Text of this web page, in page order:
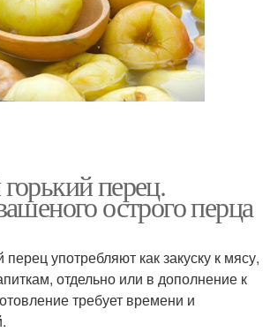
перец.
острого перца
употребляют как закуску к мясу,
отдельно или в дополнение к
требует времени и